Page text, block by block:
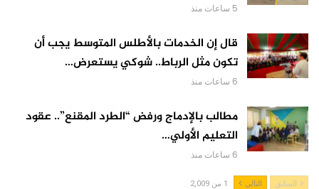
5 ساعات منذ
قال إن الخدمات بالأطلس المتوسط يجب أن
تكون مثل الرباط.. شوكي يستعرض…
6 ساعات منذ
مطالب بالإدماج ورفض “الطرد المقنع”.. عقود
التعليم الأولي…
6 ساعات منذ
السابق التالي 1 من 2,009